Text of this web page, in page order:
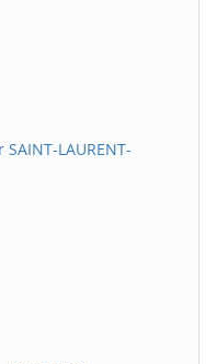
LAURENT-